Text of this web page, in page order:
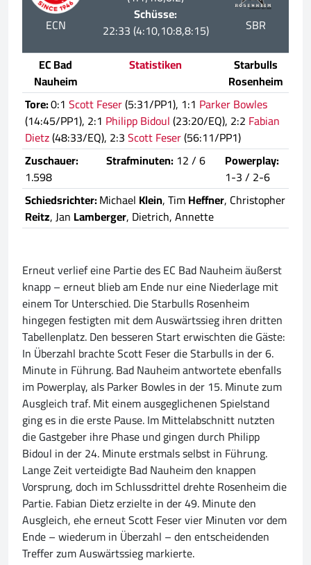
ECN
Schüsse:
22:33 (4:10,10:8,8:15)
SBR
EC Bad
Nauheim
Statistiken
Starbulls
Rosenheim
Tore:0:1 Scott Feser(5:31/PP1), 1:1 Parker Bowles
(14:45/PP1), 2:1 Philipp Bidoul(23:20/EQ), 2:2 Fabian
Dietz(48:33/EQ), 2:3Scott Feser(56:11/PP1)
Zuschauer:
1.598
Strafminuten: 12 / 6
Powerplay:
1-3 / 2-6
Schiedsrichter:Michael Klein, TimHeffner, Christopher
Reitz, Jan Lamberger, Dietrich, Annette
Erneut verlief eine Partie des EC Bad Nauheim äußerst
knapp – erneut blieb am Ende nur eine Niederlage mit
einem Tor Unterschied. Die Starbulls Rosenheim
hingegen festigten mit dem Auswärtssieg ihren dritten
Tabellenplatz. Den besseren Start erwischten die Gäste:
In Überzahl brachte Scott Feser die Starbulls in der 6.
Minute in Führung. Bad Nauheim antwortete ebenfalls
im Powerplay, als Parker Bowles in der 15. Minute zum
Ausgleich traf. Mit einem ausgeglichenen Spielstand
ging es in die erste Pause. Im Mittelabschnitt nutzten
die Gastgeber ihre Phase und gingen durch Philipp
Bidoul in der 24. Minute erstmals selbst in Führung.
Lange Zeit verteidigte Bad Nauheim den knappen
Vorsprung, doch im Schlussdrittel drehte Rosenheim die
Partie. Fabian Dietz erzielte in der 49. Minute den
Ausgleich, ehe erneut Scott Feser vier Minuten vor dem
Ende – wiederum in Überzahl – den entscheidenden
Treffer zum Auswärtssieg markierte.